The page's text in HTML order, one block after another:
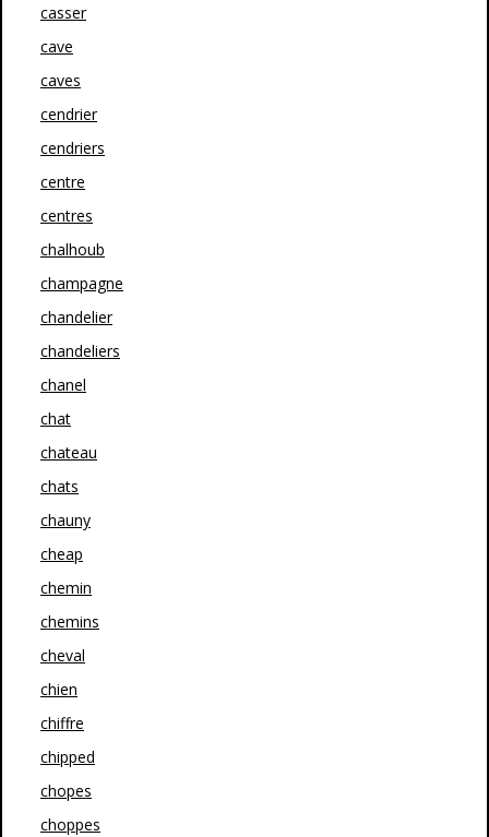
casser
cave
caves
cendrier
cendriers
centre
centres
chalhoub
champagne
chandelier
chandeliers
chanel
chat
chateau
chats
chauny
cheap
chemin
chemins
cheval
chien
chiffre
chipped
chopes
choppes